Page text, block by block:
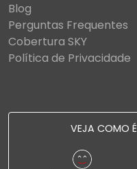
Blog
Perguntas Frequentes
Cobertura SKY
Política de Privacidade
VEJA COMO É